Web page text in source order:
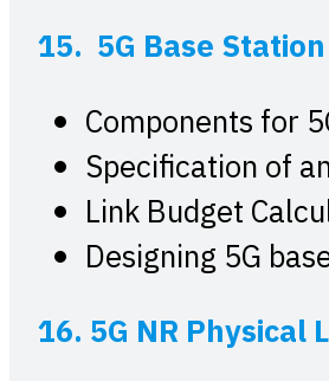
15. 5G Base Station
Components for
Specification of
Link Budget
Designing 5G
16. 5G NR Physical